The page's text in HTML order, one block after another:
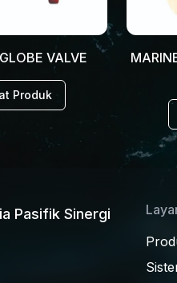
VALVE
Produk
Pasifik Sinergi